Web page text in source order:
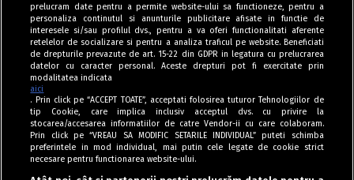
Tag index
Program Antena 1
prelucram date pentru a permite website-ului sa functioneze, pentru a
personaliza continutul si anunturile publicitare afisate in functie de
interesele si/sau profilul dvs., pentru a va oferi functionalitati aferente
retelelor de socializare si pentru a analiza traficul pe website. Beneficiati
de drepturile prevazute de art. 15-22 din GDPR in legatura cu prelucrarea
datelor cu caracter personal. Aceste drepturi pot fi exercitate prin
modalitatea indicata
aici
. Prin click pe “ACCEPT TOATE”, acceptati folosirea tuturor Tehnologiilor de
tip Cookie, care implica inclusiv acceptul dvs. cu privire la
stocarea/accesarea informatiilor de catre Vendor-ii cu care colaboram.
Prin click pe “VREAU SA MODIFIC SETARILE INDIVIDUAL” puteti schimba
preferintele in mod individual, mai putin cele legate de cookie strict
necesare pentru functionarea website-ului.